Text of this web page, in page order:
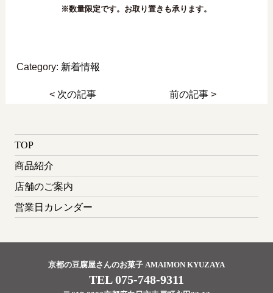
※数量限定です。お取り置きも承ります。
Category: 新着情報
< 次の記事 前の記事 >
TOP
商品紹介
店舗のご案内
営業日カレンダー
京都の豆腐屋さんのお菓子 AMAIMON KYUZAYA
TEL 075-748-9311